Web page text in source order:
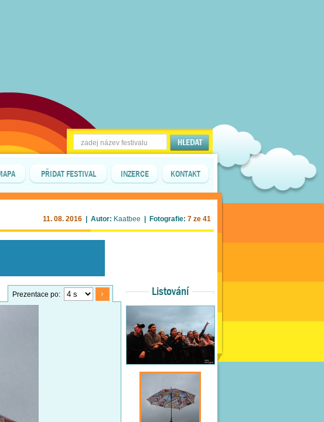
PŘIDAT FESTIVAL INZERCE KONTAKT
11. 08. 2016 | Autor: Kaatbee | Fotografie: 7 ze 41
Prezentace po: Listování